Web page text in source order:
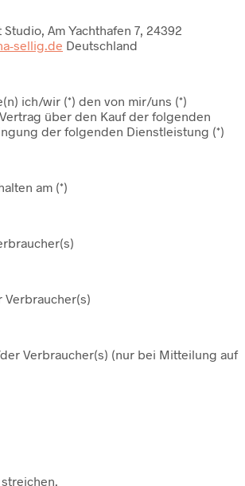
Studio, Am Yachthafen 7, 24392
sellig.de Deutschland
ich/wir (*) den von mir/uns (*)
über den Kauf der folgenden
der folgenden Dienstleistung (*)
am (*)
Verbraucher(s)
Verbraucher(s) (nur bei Mitteilung auf